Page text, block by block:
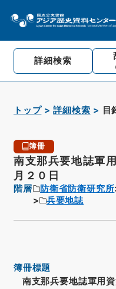
詳細検索
トップ 詳細検索 目
簿冊
南支那兵要地誌軍
月２０日
階層 防衛省防衛研究所
兵要地誌
簿冊標題
南支那兵要地誌軍用